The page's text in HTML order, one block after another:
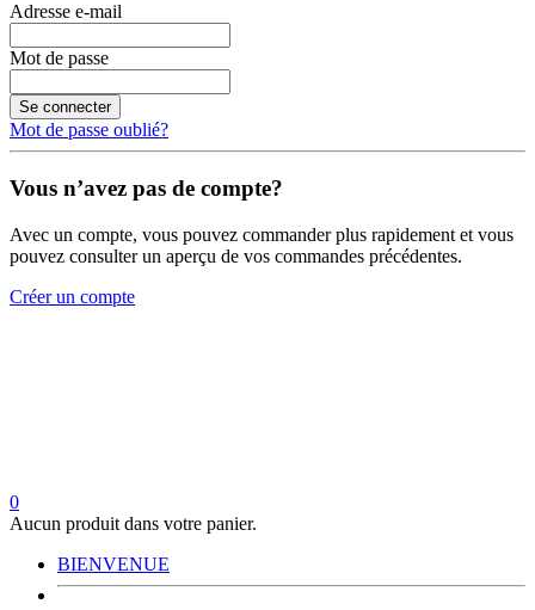
Adresse e-mail
Mot de passe
Se connecter
Mot de passe oublié?
Vous n’avez pas de compte?
Avec un compte, vous pouvez commander plus rapidement et vous
pouvez consulter un aperçu de vos commandes précédentes.
Créer un compte
0
Aucun produit dans votre panier.
BIENVENUE